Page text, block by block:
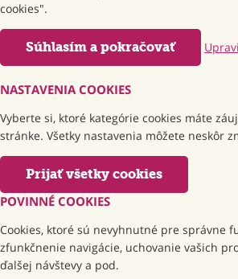
cookies".
Súhlasím a pokračovať
NASTAVENIA COOKIES
Vyberte si, ktoré kategórie cookies máte
stránke. Všetky nastavenia môžete neskôr
Prijať všetky cookies
POVINNÉ COOKIES
Cookies, ktoré sú nevyhnutné pre správne
zfunkčnenie navigácie, uchovanie vašich
ďalšej návštevy a pod.